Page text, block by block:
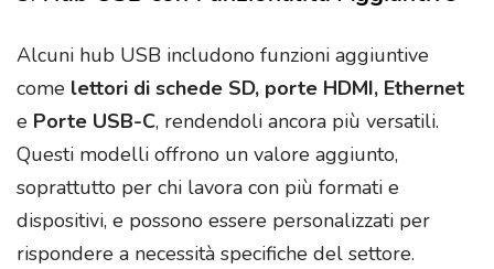
Alcuni hub USB includono funzioni aggiuntive
come lettori di schede SD, porte HDMI, Ethernet
e Porte USB-C, rendendoli ancora più versatili.
Questi modelli offrono un valore aggiunto,
soprattutto per chi lavora con più formati e
dispositivi, e possono essere personalizzati per
rispondere a necessità specifiche del settore.